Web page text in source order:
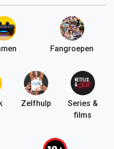
Fangroepen
Zelfhulp
Series &
films